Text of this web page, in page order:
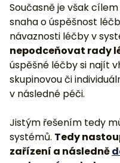
Současně je však
snaha o úspěšnost
návaznosti léčby v
nepodceňovat rady
úspěšné léčby si najít
skupinovou či
v následné péči.
Jistým řešením tedy
systémů. Tedy
zařízení a následně